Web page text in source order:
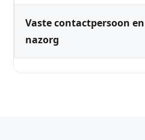
Vaste contactpersoon en
nazorg